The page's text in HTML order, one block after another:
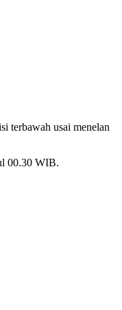
terbawah usai menelan
00.30 WIB.